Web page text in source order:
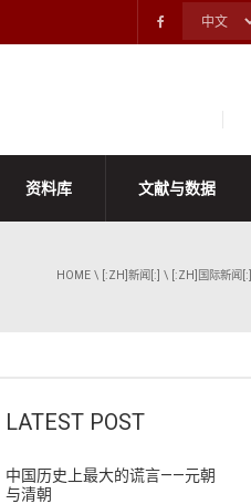
资料库 文献与数据
HOME \ [:ZH]新闻[:] \ [:ZH]国际新闻[:]
LATEST POST
中国历史上最大的谎言——元朝
与清朝